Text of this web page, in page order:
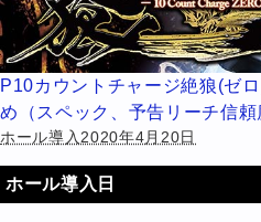
P10カウントチャージ絶狼(ゼ
め（スペック、予告リーチ信
ホール導入2020年4月20日
ホール導入日